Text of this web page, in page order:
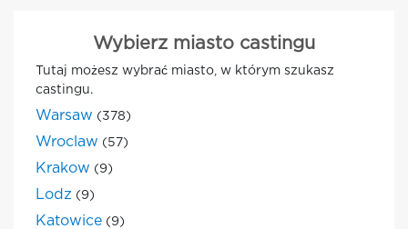
Wybierz miasto castingu
Tutaj możesz wybrać miasto, w którym szukasz
castingu.
Warsaw (378)
Wroclaw (57)
Krakow (9)
Lodz (9)
Katowice (9)